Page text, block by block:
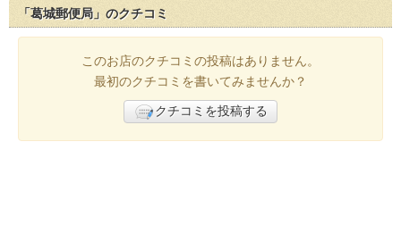
「葛城郵便局」のクチコミ
このお店のクチコミの投稿はありません。
最初のクチコミを書いてみませんか？
クチコミを投稿する